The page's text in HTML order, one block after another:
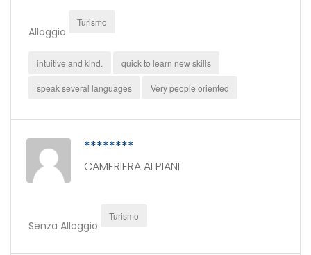
Alloggio
Turismo
intuitive and kind. quick to learn new skills
speak several languages Very people oriented
********
CAMERIERA AI PIANI
Senza Alloggio
Turismo